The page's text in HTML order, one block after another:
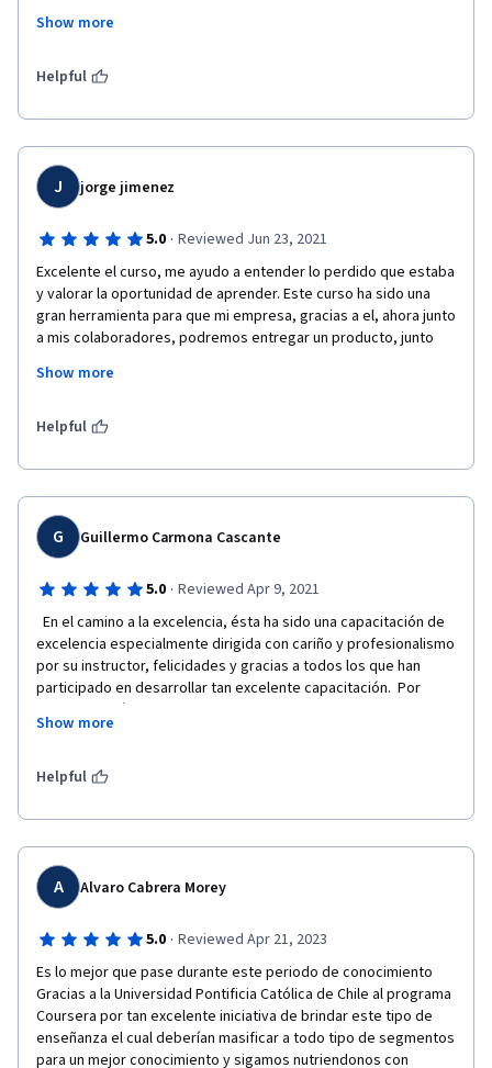
distancia. Date la oportunidad de tener una visión global de alto
Show more
Helpful
J jorge jimenez
5.0 · Reviewed Jun 23, 2021
Excelente el curso, me ayudo a entender lo perdido que estaba
y valorar la oportunidad de aprender. Este curso ha sido una
gran herramienta para que mi empresa, gracias a el, ahora junto
a mis colaboradores, podremos entregar un producto, junto
serán favorecidos gracias a los conocimientos adquiridos.
Muchas Gracias..!!
Show more
Helpful
G Guillermo Carmona Cascante
5.0 · Reviewed Apr 9, 2021
excelencia especialmente dirigida con cariño y profesionalismo
por su instructor, felicidades y gracias a todos los que han
participado en desarrollar tan excelente capacitación.  Por
favor, continúen de la misma forma hacia el futuro con otras
capacitaciones.  Muchas gracias por su entusiasmo y
Show more
Helpful
A Alvaro Cabrera Morey
5.0 · Reviewed Apr 21, 2023
Es lo mejor que pase durante este periodo de conocimiento
Gracias a la Universidad Pontificia Católica de Chile al programa
Coursera por tan excelente iniciativa de brindar este tipo de
enseñanza el cual deberían masificar a todo tipo de segmentos
para un mejor conocimiento y sigamos nutriendonos con